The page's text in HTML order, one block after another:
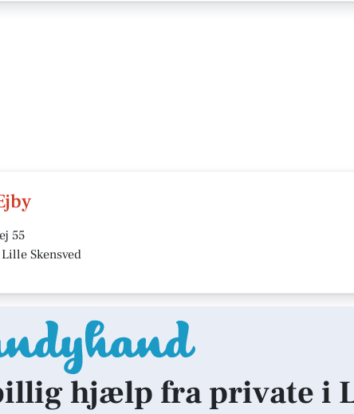
55
Skensved
hjælp fra private i